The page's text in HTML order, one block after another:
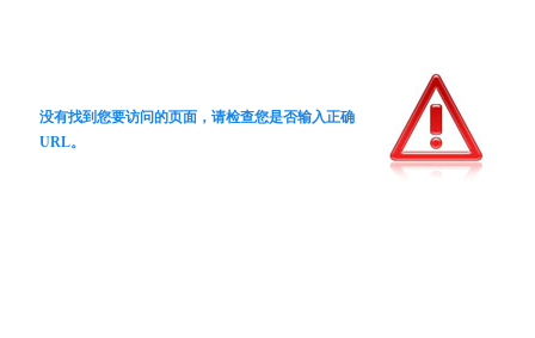
没有找到您要访问的页面，请检查您是否输入正确
URL。